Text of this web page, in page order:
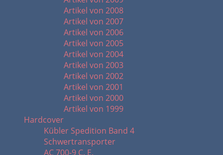
Artikel von 2008
Artikel von 2007
Artikel von 2006
Artikel von 2005
Artikel von 2004
Artikel von 2003
Artikel von 2002
Artikel von 2001
Artikel von 2000
Artikel von 1999
Hardcover
Kübler Spedition Band 4
Schwertransporter
AC 700-9 C. E.